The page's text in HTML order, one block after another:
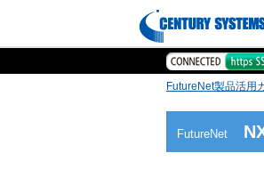
FutureNet製品活用
FutureNet